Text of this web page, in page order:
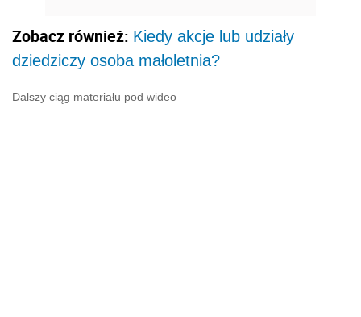
Zobacz również: Kiedy akcje lub udziały
dziedziczy osoba małoletnia?
Dalszy ciąg materiału pod wideo